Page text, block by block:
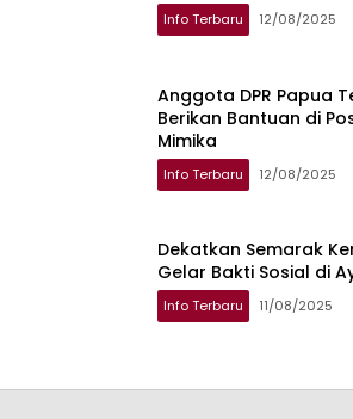
Info Terbaru 12/08/2025
Anggota DPR Papua
Berikan Bantuan di
Mimika
Info Terbaru 12/08/2025
Dekatkan Semarak
Gelar Bakti Sosial di
Info Terbaru 11/08/2025